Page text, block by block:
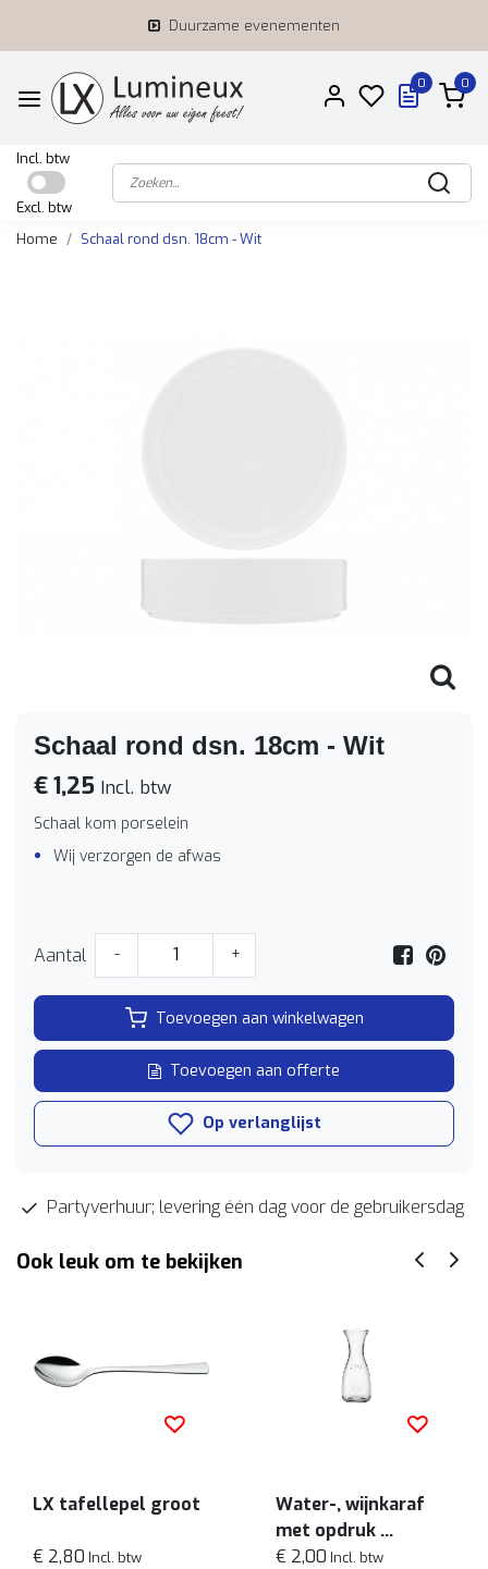
Duurzame evenementen
0 0
Incl. btw
Excl. btw
Home
Schaal rond dsn. 18cm - Wit
Schaal rond dsn. 18cm - Wit
€ 1,25 Incl. btw
Schaal kom porselein
Wij verzorgen de afwas
Aantal - +
Toevoegen aan winkelwagen
Toevoegen aan offerte
Op verlanglijst
Partyverhuur; levering één dag voor de gebruikersdag
Ook leuk om te bekijken
LX tafellepel groot
€ 2,80 Incl. btw
Water-, wijnkaraf
met opdruk
1l
€ 2,00 Incl. btw